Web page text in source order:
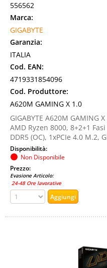
556562
Marca:
GIGABYTE
Garanzia:
ITALIA
Cod. EAN:
4719331854096
Cod. Produttore:
A620M GAMING X 1.0
GIGABYTE A620M GAMING
AMD Ryzen 8000, 8+2+1
DDR5 (OC), 1xPCIe 4.0 M.2,
Disponibilità:
Non Disponibile
Prezzo:
Evasione Articolo:
24-48 Ore lavorative